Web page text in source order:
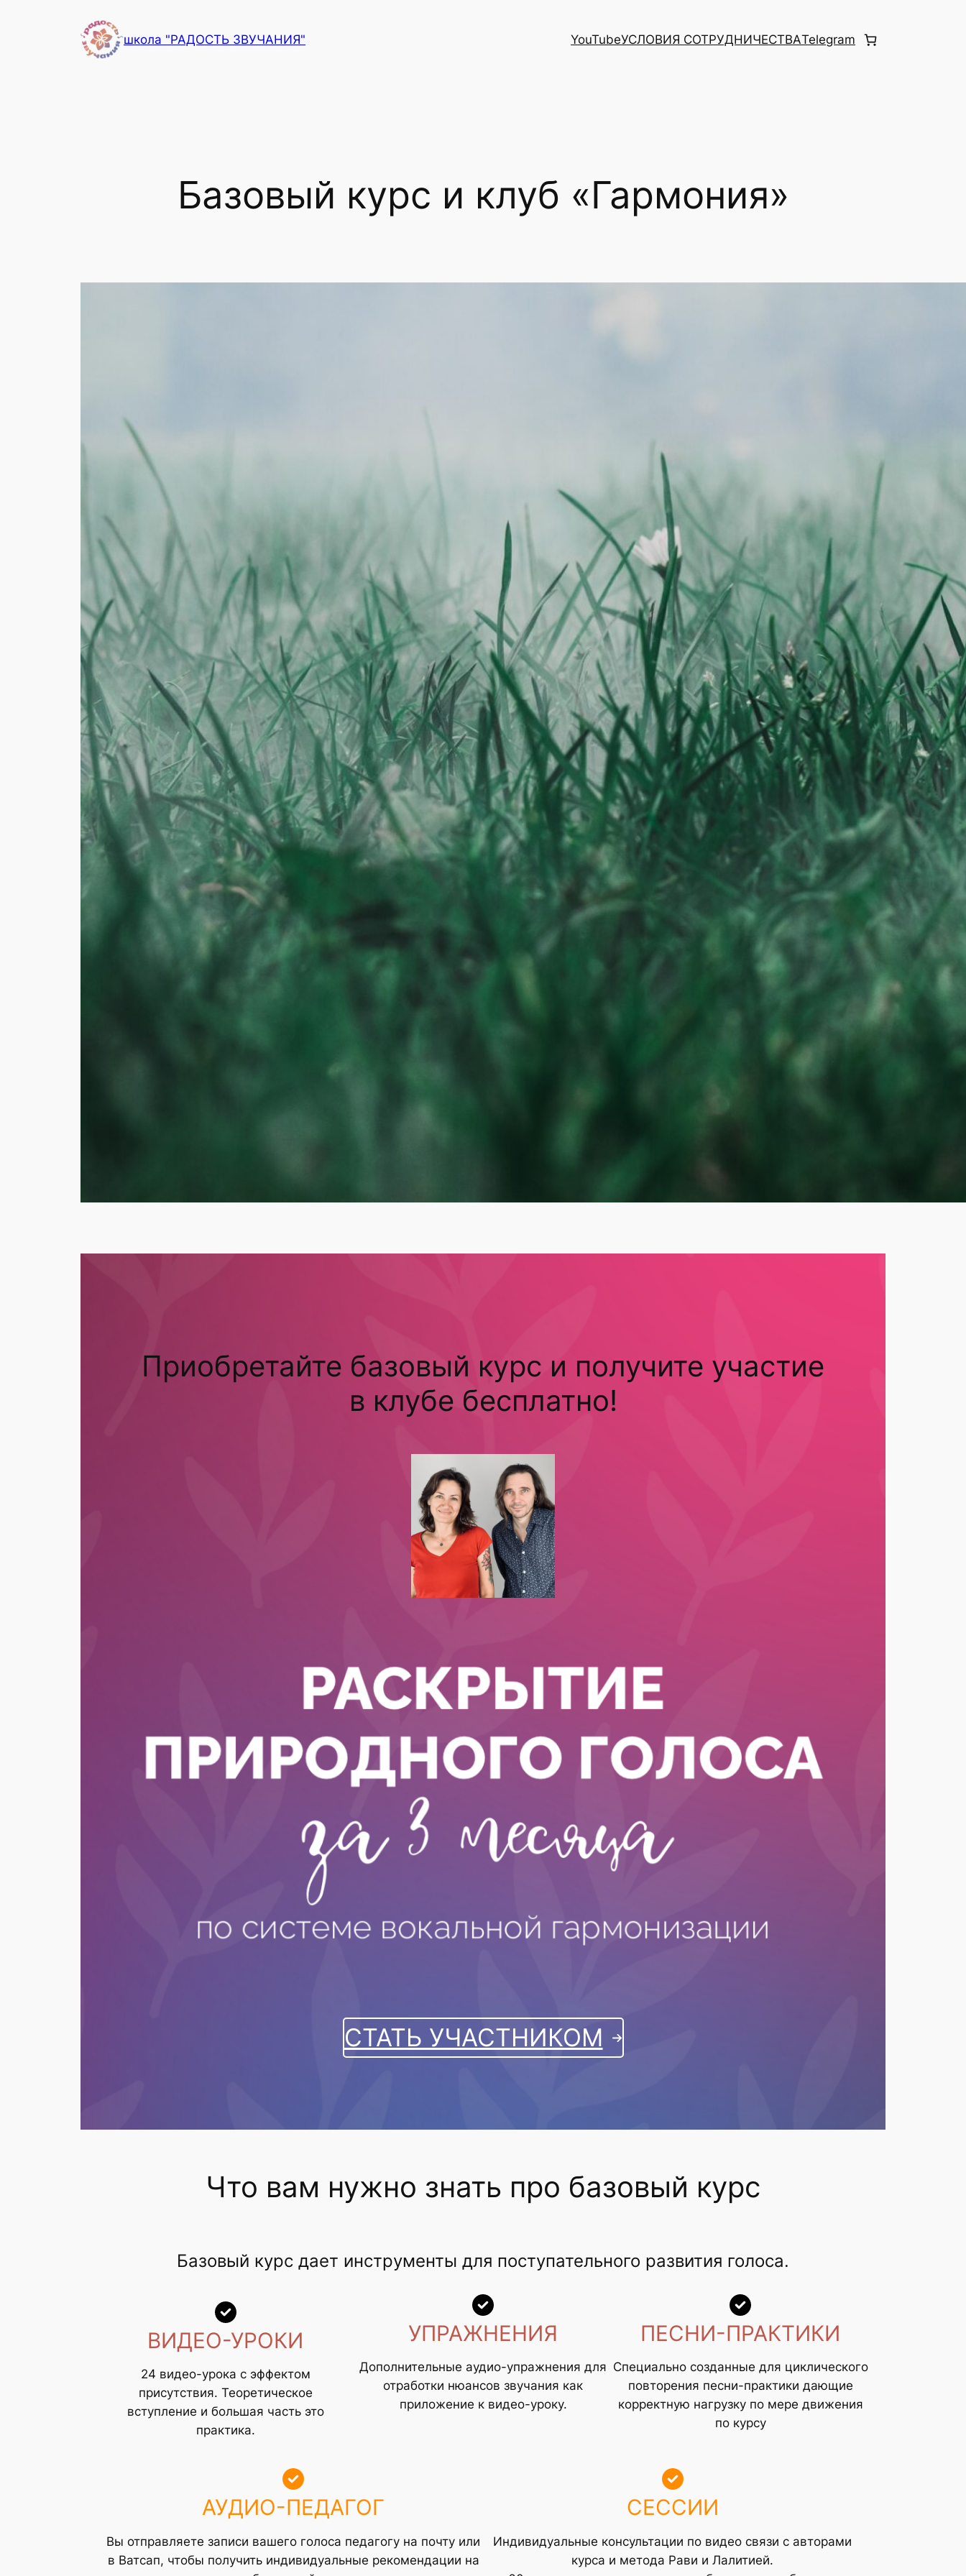
содержимому
школа "РАДОСТЬ ЗВУЧАНИЯ" YouTubeУСЛОВИЯ СОТРУДНИЧЕСТВАTelegram
Базовый курс и клуб «Гармония»
Приобретайте базовый курс и получите участие
в клубе бесплатно!
СТАТЬ УЧАСТНИКОМ
Что вам нужно знать про базовый курс
Базовый курс дает инструменты для поступательного развития голоса.
ВИДЕО-УРОКИ
24 видео-урока с эффектом
присутствия. Теоретическое
вступление и большая часть это
практика.
УПРАЖНЕНИЯ
Дополнительные аудио-упражнения для
отработки нюансов звучания как
приложение к видео-уроку.
ПЕСНИ-ПРАКТИКИ
Специально созданные для циклического
повторения песни-практики дающие
корректную нагрузку по мере движения
по курсу
АУДИО-ПЕДАГОГ
Вы отправляете записи вашего голоса педагогу на почту или
в Ватсап, чтобы получить индивидуальные рекомендации на
СЕССИИ
Индивидуальные консультации по видео связи с авторами
курса и метода Рави и Лалитией.